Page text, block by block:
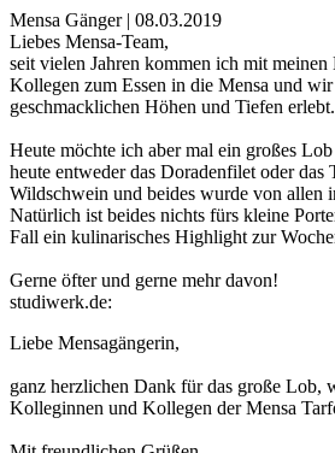
Mensa Gänger | 08.03.2019
Liebes Mensa-Team,
seit vielen Jahren kommen ich mit
Kollegen zum Essen in die Mensa und wir
geschmacklichen Höhen und Tiefen erlebt.
Heute möchte ich aber mal ein großes
heute entweder das Doradenfilet oder das
Wildschwein und beides wurde von allen
Natürlich ist beides nichts fürs kleine
Fall ein kulinarisches Highlight zur
Gerne öfter und gerne mehr davon!
studiwerk.de:
Liebe Mensagängerin,
ganz herzlichen Dank für das große Lob,
Kolleginnen und Kollegen der Mensa